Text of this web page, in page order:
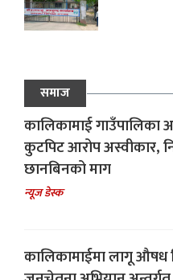
समाज
कालिकामाई गाउँपालिका
कुटपिट आरोप अस्वीकार,
छानबिनको माग
न्यूज डेस्क
कालिकामाईमा लागू औषध